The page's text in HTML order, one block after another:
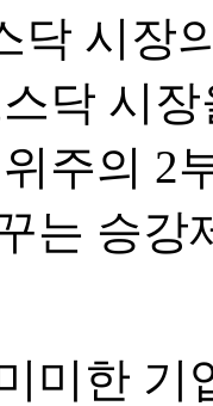
닥 시장
닥 시
주의 2
는 승강
미한 기